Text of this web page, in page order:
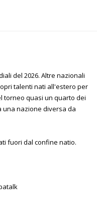
del 2026. Altre nazionali
talenti nati all'estero per
torneo quasi un quarto dei
una nazione diversa da
fuori dal confine natio.